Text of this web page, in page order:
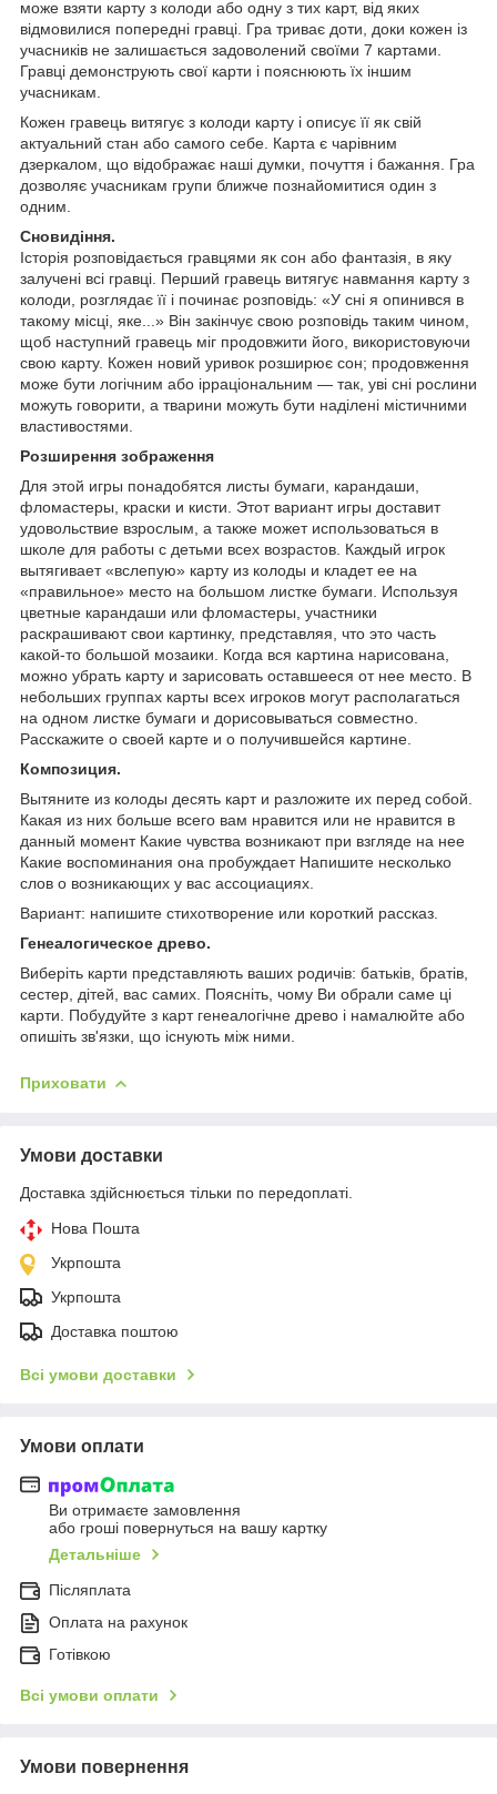
може взяти карту з колоди або одну з тих карт, від яких
відмовилися попередні гравці. Гра триває доти, доки кожен із
учасників не залишається задоволений своїми 7 картами.
Гравці демонструють свої карти і пояснюють їх іншим
учасникам.
Кожен гравець витягує з колоди карту і описує її як свій
актуальний стан або самого себе. Карта є чарівним
дзеркалом, що відображає наші думки, почуття і бажання. Гра
дозволяє учасникам групи ближче познайомитися один з
одним.
Сновидіння.
Історія розповідається гравцями як сон або фантазія, в яку
залучені всі гравці. Перший гравець витягує навмання карту з
колоди, розглядає її і починає розповідь: «У сні я опинився в
такому місці, яке...» Він закінчує свою розповідь таким чином,
щоб наступний гравець міг продовжити його, використовуючи
свою карту. Кожен новий уривок розширює сон; продовження
може бути логічним або ірраціональним — так, уві сні рослини
можуть говорити, а тварини можуть бути наділені містичними
властивостями.
Розширення зображення
Для этой игры понадобятся листы бумаги, карандаши,
фломастеры, краски и кисти. Этот вариант игры доставит
удовольствие взрослым, а также может использоваться в
школе для работы с детьми всех возрастов. Каждый игрок
вытягивает «вслепую» карту из колоды и кладет ее на
«правильное» место на большом листке бумаги. Используя
цветные карандаши или фломастеры, участники
раскрашивают свои картинку, представляя, что это часть
какой-то большой мозаики. Когда вся картина нарисована,
можно убрать карту и зарисовать оставшееся от нее место. В
небольших группах карты всех игроков могут располагаться
на одном листке бумаги и дорисовываться совместно.
Расскажите о своей карте и о получившейся картине.
Композиция.
Вытяните из колоды десять карт и разложите их перед собой.
Какая из них больше всего вам нравится или не нравится в
данный момент Какие чувства возникают при взгляде на нее
Какие воспоминания она пробуждает Напишите несколько
слов о возникающих у вас ассоциациях.
Вариант: напишите стихотворение или короткий рассказ.
Генеалогическое древо.
Виберіть карти представляють ваших родичів: батьків, братів,
сестер, дітей, вас самих. Поясніть, чому Ви обрали саме ці
карти. Побудуйте з карт генеалогічне древо і намалюйте або
опишіть зв'язки, що існують між ними.
Приховати
Умови доставки
Доставка здійснюється тільки по передоплаті.
Нова Пошта
Укрпошта
Укрпошта
Доставка поштою
Всі умови доставки
Умови оплати
Ви отримаєте замовлення
або гроші повернуться на вашу картку
Детальніше
Післяплата
Оплата на рахунок
Готівкою
Всі умови оплати
Умови повернення